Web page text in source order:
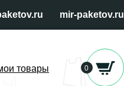
mir-paketov.ru
товары 0